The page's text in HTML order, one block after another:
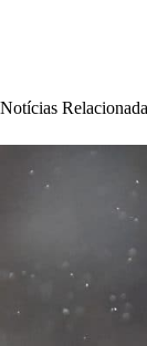
Notícias